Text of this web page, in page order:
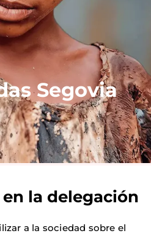
Segovia
la delegación
a la sociedad sobre el